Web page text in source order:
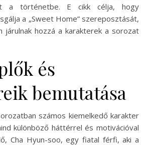
a történetbe. E cikk célja, hogy
a „Sweet Home” szereposztását,
járulnak hozzá a karakterek a sorozat
és
bemutatása
számos kiemelkedő karakter
különböző háttérrel és motivációval
Cha Hyun-soo, egy fiatal férfi, aki a